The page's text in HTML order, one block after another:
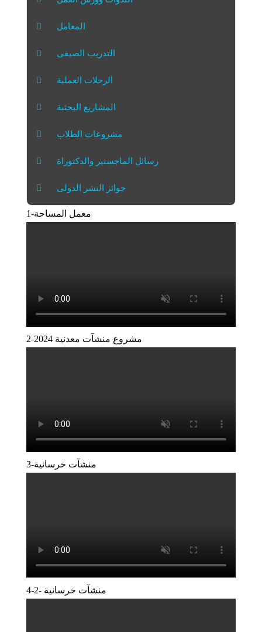
المعامل
التدريب الصيفى
الرحلات العملية
المشاريع البحثية
مشروعات الطلاب
رسائل الماجستير والدكتوراة
جوائز النشر الدولى
1-معمل المساحة
2-مشروع منشآت معدنية 2024
3-منشآت خرسانية
4-منشآت خرسانية -2